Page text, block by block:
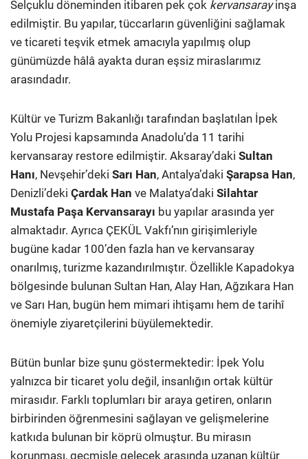
Selçuklu döneminden itibaren pek çok kervansarayinşa
edilmiştir. Bu yapılar, tüccarların güvenliğini sağlamak
ve ticareti teşvik etmek amacıyla yapılmış olup
günümüzde hâlâ ayakta duran eşsiz miraslarımız
arasındadır.
Kültür ve Turizm Bakanlığı tarafından başlatılan İpek
Yolu Projesi kapsamında Anadolu’da 11 tarihi
kervansaray restore edilmiştir. Aksaray’daki Sultan
Hanı, Nevşehir’deki Sarı Han, Antalya’daki Şarapsa Han,
Denizli’deki Çardak Han ve Malatya’daki Silahtar
Mustafa Paşa Kervansarayı bu yapılar arasında yer
almaktadır. Ayrıca ÇEKÜL Vakfı’nın girişimleriyle
bugüne kadar 100’den fazla han ve kervansaray
onarılmış, turizme kazandırılmıştır. Özellikle Kapadokya
bölgesinde bulunan Sultan Han, Alay Han, Ağzıkara Han
ve Sarı Han, bugün hem mimari ihtişamı hem de tarihî
önemiyle ziyaretçilerini büyülemektedir.
Bütün bunlar bize şunu göstermektedir: İpek Yolu
yalnızca bir ticaret yolu değil, insanlığın ortak kültür
mirasıdır. Farklı toplumları bir araya getiren, onların
birbirinden öğrenmesini sağlayan ve gelişmelerine
katkıda bulunan bir köprü olmuştur. Bu mirasın
korunması, geçmişle gelecek arasında uzanan kültür